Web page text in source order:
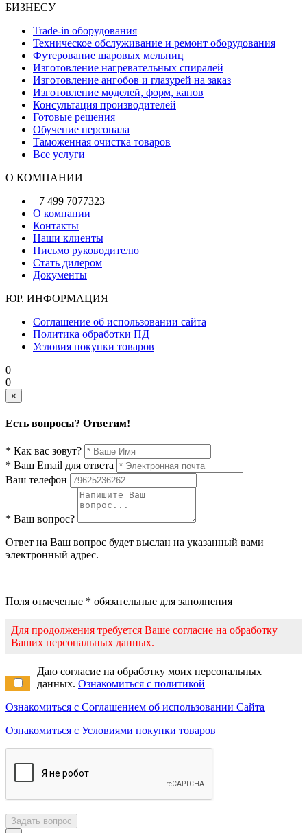
БИЗНЕСУ
Trade-in оборудования
Техническое обслуживание и ремонт оборудования
Футерование шаровых мельниц
Изготовление нагревательных спиралей
Изготовление ангобов и глазурей на заказ
Изготовление моделей, форм, капов
Консультация производителей
Готовые решения
Обучение персонала
Таможенная очистка товаров
Все услуги
О КОМПАНИИ
+7 499 7077323
О компании
Контакты
Наши клиенты
Письмо руководителю
Стать дилером
Документы
ЮР. ИНФОРМАЦИЯ
Соглашение об использовании сайта
Политика обработки ПД
Условия покупки товаров
0
0
×
Есть вопросы? Ответим!
* Как вас зовут?
* Ваш Email для ответа
Ваш телефон
* Ваш вопрос?
Ответ на Ваш вопрос будет выслан на указанный вами
электронный адрес.
Поля отмеченые * обязательные для заполнения
Для продолжения требуется Ваше согласие на обработку
Ваших персональных данных.
Даю согласие на обработку моих персональных
данных. Ознакомиться с политикой
Ознакомиться с Соглашением об использовании Сайта
Ознакомиться с Условиями покупки товаров
Задать вопрос